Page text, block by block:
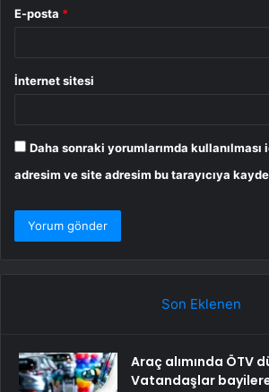
E-posta *
İnternet sitesi
Daha sonraki yorumlarımda kullanılması
adresim ve site adresim bu tarayıcıya
Son Eklenen
Araç alımında ÖTV
Vatandaşlar